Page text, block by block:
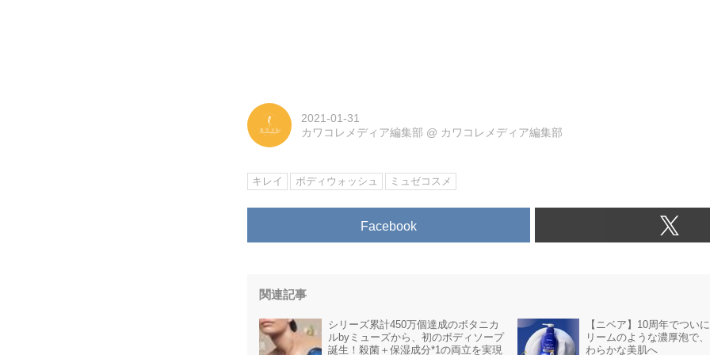
2021-01-31
カワコレメディア編集部 @ カワコレメディア編集部
キレイ ボディウォッシュ ミュゼコスメ
Facebook
関連記事
シリーズ累計450万個達成のボタニカ
ルbyミューズから、初のボディソープ
誕生！殺菌＋保湿成分*1の両立を実現
【ニベア】10周年でつい
リームのような濃厚泡で
わらかな美肌へ